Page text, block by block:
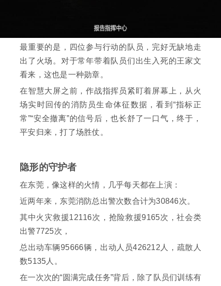
最重要的是，四位参与行动的队员，完好无缺地走
出了火场。对于常年带着队员们出生入死的王家文
看来，这也是一种勋章。
在智慧大屏之前，作战指挥员紧盯着屏幕上，从火
场实时回传的消防员生命体征数据，看到“指标正
常”“安全撤离”的信号后，也长舒了一口气，终于，
平安归来，打了场胜仗。
隐形的守护者
在东莞，像这样的火情，几乎每天都在上演：
近两年来，东莞消防总出警次数合计为30846次。
其中火灾救援12116次，抢险救援9165次，社会类
出警7725次，
总出动车辆95666辆，出动人员426212人，疏散人
数5135人。
在一次次的“圆满完成任务”背后，除了队员们训练有